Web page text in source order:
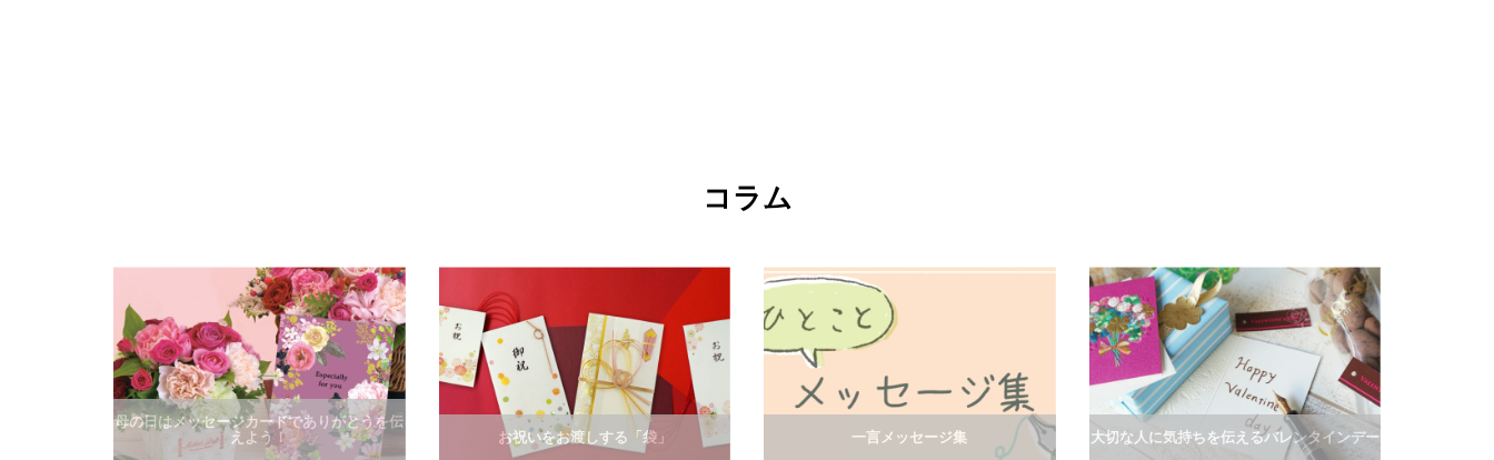
コラム
母の日はメッセージカードでありがとうを伝
えよう！
お祝いをお渡しする「袋」 一言メッセージ集 大切な人に気持ちを伝えるバレンタインデー